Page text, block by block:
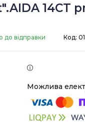
14CT
до відправки Код: